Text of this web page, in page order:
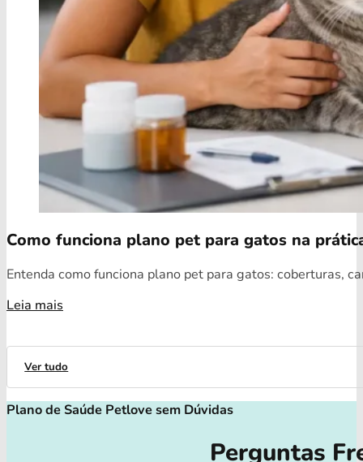
Como funciona plano pet para gatos na
Entenda como funciona plano pet para gatos: coberturas,
Leia mais
Ver tudo
Plano de Saúde Petlove sem Dúvidas
Perguntas